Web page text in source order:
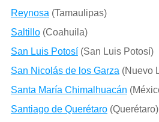
Reynosa (Tamaulipas)
Saltillo(Coahuila)
San Luis Potosí(San Luis Potosí)
San Nicolás de los Garza (Nuevo
Santa María Chimalhuacán
Santiago de Querétaro(Querétaro)